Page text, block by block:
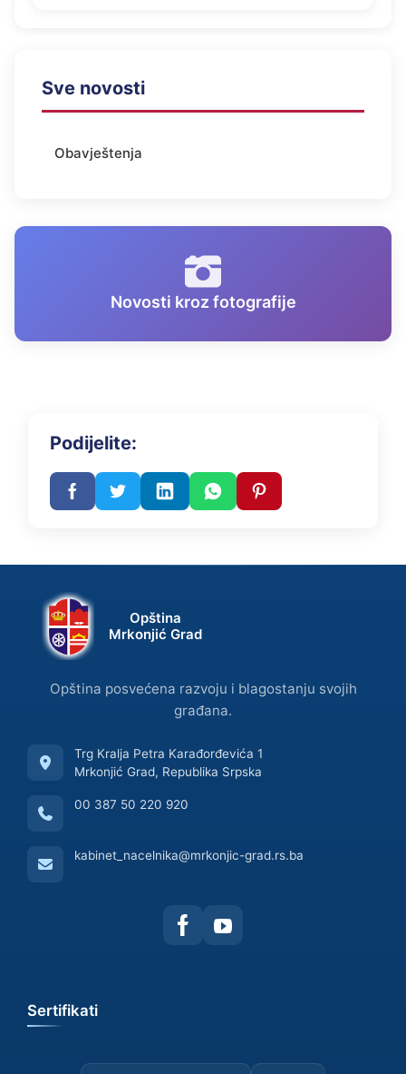
Sve novosti
Obavještenja
Novosti kroz fotografije
Podijelite:
Opština
Mrkonjić Grad
Opština posvećena razvoju i blagostanju svojih
građana.
Trg Kralja Petra Karađorđevića 1
Mrkonjić Grad, Republika Srpska
00 387 50 220 920
kabinet_nacelnika@mrkonjic-grad.rs.ba
Sertifikati